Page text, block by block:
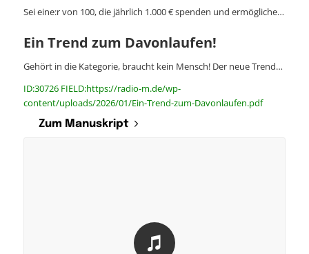
Sei eine:r von 100, die jährlich 1.000 € spenden und ermögliche…
Ein Trend zum Davonlaufen!
Gehört in die Kategorie, braucht kein Mensch! Der neue Trend…
ID:30726 FIELD:https://radio-m.de/wp-
content/uploads/2026/01/Ein-Trend-zum-Davonlaufen.pdf
Zum Manuskript